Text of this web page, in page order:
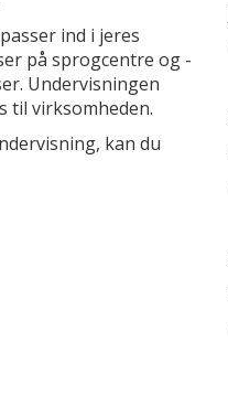
ind i jeres
på sprogcentre og -
Undervisningen
til virksomheden.
kan du